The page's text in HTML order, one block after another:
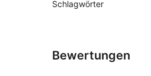
Schlagwörter
Bewertungen